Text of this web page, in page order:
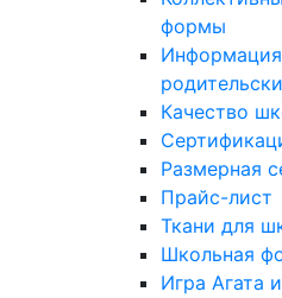
формы
Качество
Размерная
Прайс-лист
Ткани для
Школьная
Игра Агата